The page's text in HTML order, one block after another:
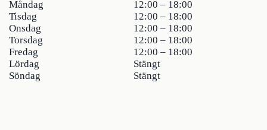
Måndag
Tisdag
Onsdag
Torsdag
Fredag
Lördag
Söndag
12:00 – 18:00
12:00 – 18:00
12:00 – 18:00
12:00 – 18:00
12:00 – 18:00
Stängt
Stängt